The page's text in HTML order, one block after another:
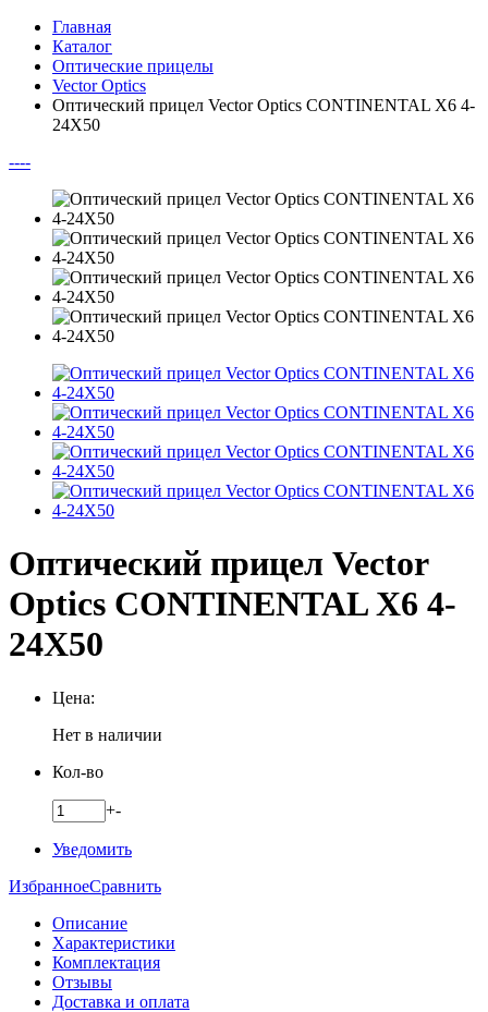
Главная
Каталог
Оптические прицелы
Vector Optics
Оптический прицел Vector Optics CONTINENTAL X6 4-
24X50
----
Оптический прицел Vector
Optics CONTINENTAL X6 4-
24X50
Цена:
Нет в наличии
Кол-во
+-
Уведомить
ИзбранноеСравнить
Описание
Характеристики
Комплектация
Отзывы
Доставка и оплата